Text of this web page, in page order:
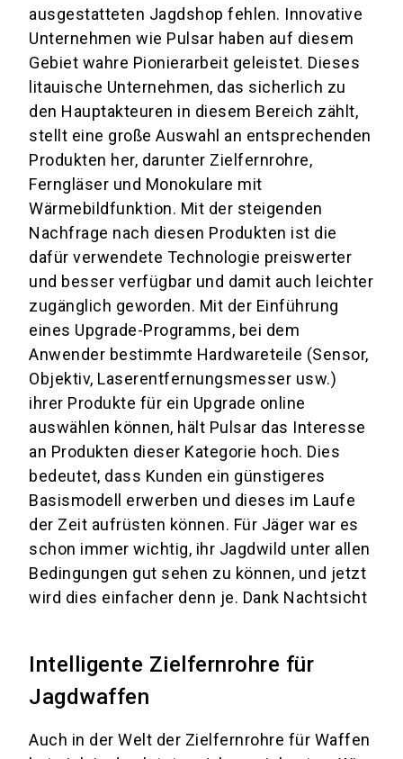
ausgestatteten Jagdshop fehlen. Innovative
Unternehmen wie Pulsar haben auf diesem
Gebiet wahre Pionierarbeit geleistet. Dieses
litauische Unternehmen, das sicherlich zu
den Hauptakteuren in diesem Bereich zählt,
stellt eine große Auswahl an entsprechenden
Produkten her, darunter Zielfernrohre,
Ferngläser und Monokulare mit
Wärmebildfunktion. Mit der steigenden
Nachfrage nach diesen Produkten ist die
dafür verwendete Technologie preiswerter
und besser verfügbar und damit auch leichter
zugänglich geworden. Mit der Einführung
eines Upgrade-Programms, bei dem
Anwender bestimmte Hardwareteile (Sensor,
Objektiv, Laserentfernungsmesser usw.)
ihrer Produkte für ein Upgrade online
auswählen können, hält Pulsar das Interesse
an Produkten dieser Kategorie hoch. Dies
bedeutet, dass Kunden ein günstigeres
Basismodell erwerben und dieses im Laufe
der Zeit aufrüsten können. Für Jäger war es
schon immer wichtig, ihr Jagdwild unter allen
Bedingungen gut sehen zu können, und jetzt
wird dies einfacher denn je. Dank Nachtsicht
Intelligente Zielfernrohre für
Jagdwaffen
Auch in der Welt der Zielfernrohre für Waffen